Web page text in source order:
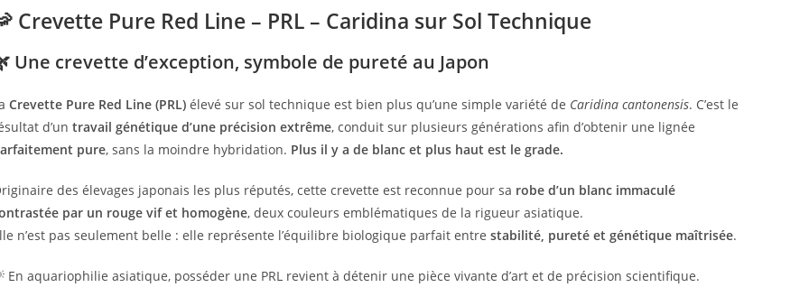
Crevette Pure Red Line – PRL – Caridina sur Sol Technique
Une crevette d’exception, symbole de pureté au Japon
Crevette Pure Red Line (PRL) élevé sur sol technique est bien plus qu’une simple variété de Caridina cantonensis. C’est le
d’un travail génétique d’une précision extrême, conduit sur plusieurs générations afin d’obtenir une lignée
pure, sans la moindre hybridation. Plus il y a de blanc et plus haut est le grade.
des élevages japonais les plus réputés, cette crevette est reconnue pour sa robe d’un blanc immaculé
par un rouge vif et homogène, deux couleurs emblématiques de la rigueur asiatique.
n’est pas seulement belle : elle représente l’équilibre biologique parfait entre stabilité, pureté et génétique maîtrisée.
En aquariophilie asiatique, posséder une PRL revient à détenir une pièce vivante d’art et de précision scientifique.